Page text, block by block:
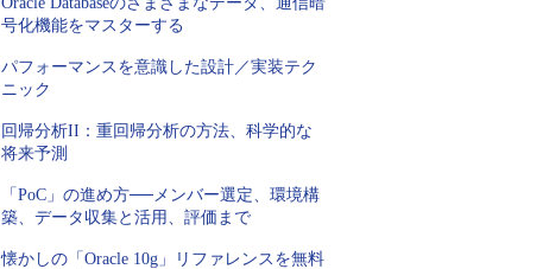
号化機能をマスターする
パフォーマンスを意識した設計／実装テク
ニック
回帰分析II：重回帰分析の方法、科学的な
将来予測
「PoC」の進め方──メンバー選定、環境構
築、データ収集と活用、評価まで
懐かしの「Oracle 10g」リファレンスを無料